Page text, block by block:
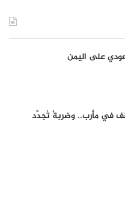
على اليمن
في مأرب.. وضربةٌ تُجدِّد